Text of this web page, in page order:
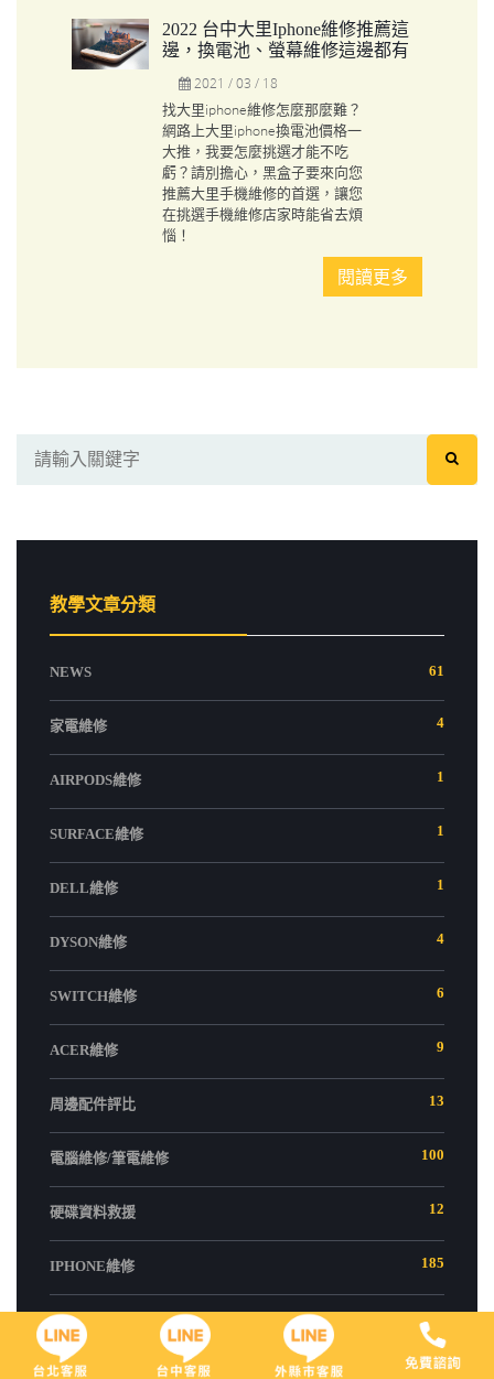
2022 台中大里iphone維修推薦這
邊，換電池、螢幕維修這邊都有
2021 / 03 / 18
找大里iphone維修怎麼那麼難？
網路上大里iphone換電池價格一
大推，我要怎麼挑選才能不吃
虧？請別擔心，黑盒子要來向您
推薦大里手機維修的首選，讓您
在挑選手機維修店家時能省去煩
惱！
閱讀更多
教學文章分類
NEWS 61
家電維修 4
AIRPODS維修 1
SURFACE維修 1
DELL維修 1
DYSON維修 4
SWITCH維修 6
ACER維修 9
周邊配件評比 13
電腦維修/筆電維修 100
硬碟資料救援 12
IPHONE維修 185
IPAD維修 6
ASUS維修 10